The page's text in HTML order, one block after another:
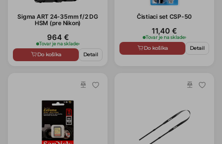
Sigma ART 24-35mm f/2 DG
HSM (pre Nikon)
964 €
Tovar je na sklade›
Do košíka Detail
Čistiaci set CSP-50
11,40 €
Tovar je na sklade›
Do košíka Detail